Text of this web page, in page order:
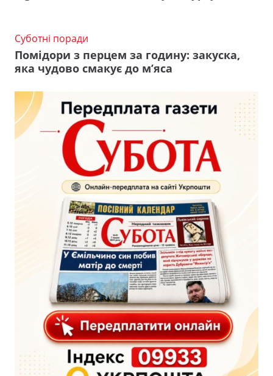
Суботні поради
Помідори з перцем за годину: закуска,
яка чудово смакує до м’яса